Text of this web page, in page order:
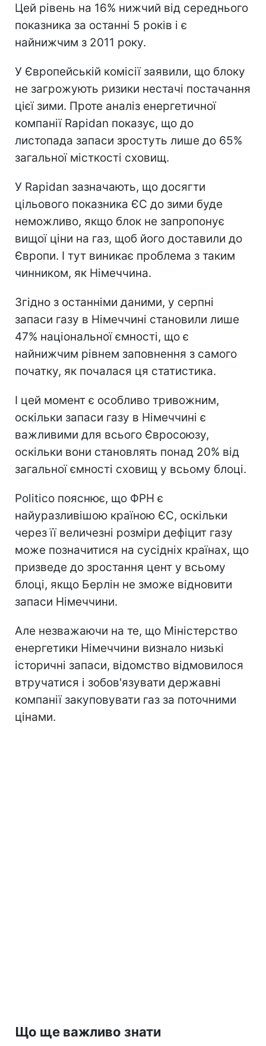
Цей рівень на 16% нижчий від середнього
показника за останні 5 років і є
найнижчим з 2011 року.
У Європейській комісії заявили, що блоку
не загрожують ризики нестачі постачання
цієї зими. Проте аналіз енергетичної
компанії Rapidan показує, що до
листопада запаси зростуть лише до 65%
загальної місткості сховищ.
У Rapidan зазначають, що досягти
цільового показника ЄС до зими буде
неможливо, якщо блок не запропонує
вищої ціни на газ, щоб його доставили до
Європи. І тут виникає проблема з таким
чинником, як Німеччина.
Згідно з останніми даними, у серпні
запаси газу в Німеччині становили лише
47% національної ємності, що є
найнижчим рівнем заповнення з самого
початку, як почалася ця статистика.
І цей момент є особливо тривожним,
оскільки запаси газу в Німеччині є
важливими для всього Євросоюзу,
оскільки вони становлять понад 20% від
загальної ємності сховищ у всьому блоці.
Politico пояснює, що ФРН є
найуразливішою країною ЄС, оскільки
через її величезні розміри дефіцит газу
може позначитися на сусідніх країнах, що
призведе до зростання цент у всьому
блоці, якщо Берлін не зможе відновити
запаси Німеччини.
Але незважаючи на те, що Міністерство
енергетики Німеччини визнало низькі
історичні запаси, відомство відмовилося
втручатися і зобов'язувати державні
компанії закуповувати газ за поточними
цінами.
Що ще важливо знати